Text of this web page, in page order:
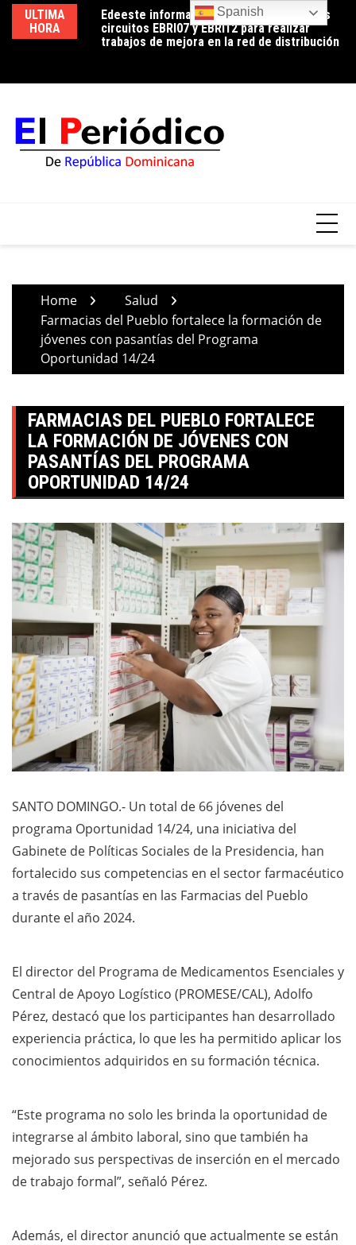
Skip
content
ULTIMA
HORA
Edeeste informa apertura temporal de los
circuitos EBRI07 y EBRI12 para realizar
trabajos de mejora en la red de distribución
Edeeste exhorta a sus clientes a hacer un
uso eficiente de la energía para controlar el
consumo durante la temporada de calor
Home
Salud
Farmacias del Pueblo fortalece la formación de
jóvenes con pasantías del Programa
Oportunidad 14/24
FARMACIAS DEL PUEBLO FORTALECE
LA FORMACIÓN DE JÓVENES CON
PASANTÍAS DEL PROGRAMA
OPORTUNIDAD 14/24
SANTO DOMINGO.- Un total de 66 jóvenes del
programa Oportunidad 14/24, una iniciativa del
Gabinete de Políticas Sociales de la Presidencia, han
fortalecido sus competencias en el sector farmacéutico
a través de pasantías en las Farmacias del Pueblo
durante el año 2024.
El director del Programa de Medicamentos Esenciales y
Central de Apoyo Logístico (PROMESE/CAL), Adolfo
Pérez, destacó que los participantes han desarrollado
experiencia práctica, lo que les ha permitido aplicar los
conocimientos adquiridos en su formación técnica.
“Este programa no solo les brinda la oportunidad de
integrarse al ámbito laboral, sino que también ha
mejorado sus perspectivas de inserción en el mercado
de trabajo formal”, señaló Pérez.
Además, el director anunció que actualmente se están
Spanish